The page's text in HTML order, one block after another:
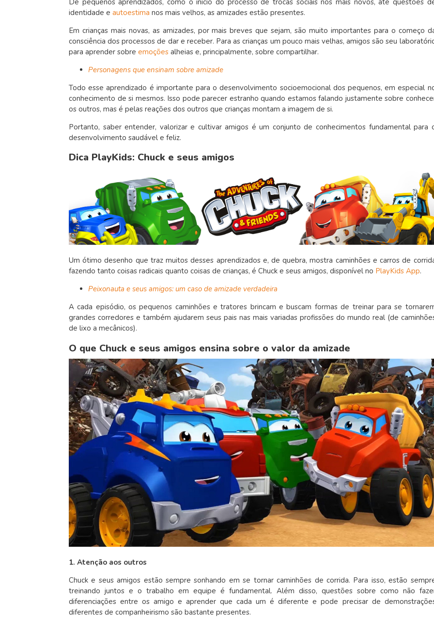
identidade e autoestima nos mais velhos, as amizades estão presentes.
Em crianças mais novas, as amizades, por mais breves que sejam, são muito importantes para o começo
consciência dos processos de dar e receber. Para as crianças um pouco mais velhas, amigos são seu
para aprender sobre emoções alheias e, principalmente, sobre compartilhar.
Personagens que ensinam sobre amizade
Todo esse aprendizado é importante para o desenvolvimento socioemocional dos pequenos, em especial
conhecimento de si mesmos. Isso pode parecer estranho quando estamos falando justamente sobre
os outros, mas é pelas reações dos outros que crianças montam a imagem de si.
Portanto, saber entender, valorizar e cultivar amigos é um conjunto de conhecimentos fundamental para
desenvolvimento saudável e feliz.
Dica PlayKids: Chuck e seus amigos
Um ótimo desenho que traz muitos desses aprendizados e, de quebra, mostra caminhões e carros de
fazendo tanto coisas radicais quanto coisas de crianças, é Chuck e seus amigos, disponível no PlayKids App.
Peixonauta e seus amigos: um caso de amizade verdadeira
A cada episódio, os pequenos caminhões e tratores brincam e buscam formas de treinar para se
grandes corredores e também ajudarem seus pais nas mais variadas profissões do mundo real (de
de lixo a mecânicos).
O que Chuck e seus amigos ensina sobre o valor da amizade
1. Atenção aos outros
Chuck e seus amigos estão sempre sonhando em se tornar caminhões de corrida. Para isso, estão
treinando juntos e o trabalho em equipe é fundamental. Além disso, questões sobre como não
diferenciações entre os amigo e aprender que cada um é diferente e pode precisar de
diferentes de companheirismo são bastante presentes.